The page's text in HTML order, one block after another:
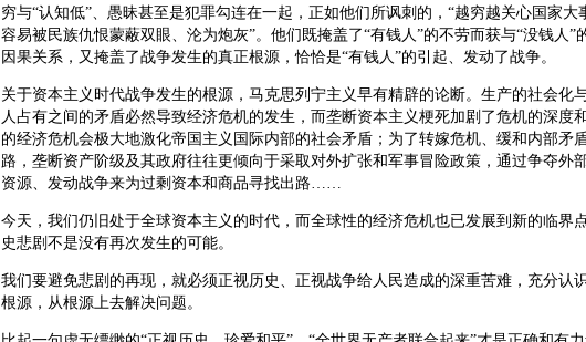
穷与“认知低”、愚昧甚至是犯罪勾连在一起，正如他们所讽刺的，“越穷越关心国家大
容易被民族仇恨蒙蔽双眼、沦为炮灰”。他们既掩盖了“有钱人”的不劳而获与“没钱人”
因果关系，又掩盖了战争发生的真正根源，恰恰是“有钱人”的引起、发动了战争。
关于资本主义时代战争发生的根源，马克思列宁主义早有精辟的论断。生产的社会化
人占有之间的矛盾必然导致经济危机的发生，而垄断资本主义梗死加剧了危机的深度
的经济危机会极大地激化帝国主义国际内部的社会矛盾；为了转嫁危机、缓和内部矛
路，垄断资产阶级及其政府往往更倾向于采取对外扩张和军事冒险政策，通过争夺外
资源、发动战争来为过剩资本和商品寻找出路……
今天，我们仍旧处于全球资本主义的时代，而全球性的经济危机也已发展到新的临界
史悲剧不是没有再次发生的可能。
我们要避免悲剧的再现，就必须正视历史、正视战争给人民造成的深重苦难，充分认
根源，从根源上去解决问题。